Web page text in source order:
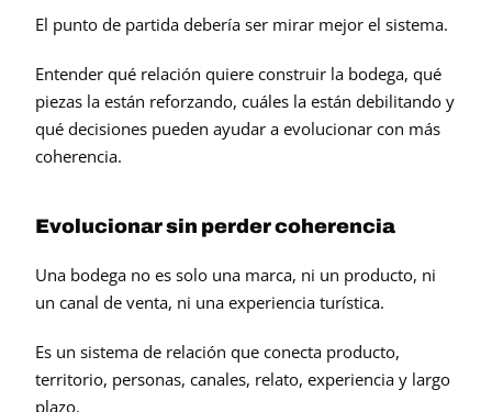
El punto de partida debería ser mirar mejor el sistema.
Entender qué relación quiere construir la bodega, qué
piezas la están reforzando, cuáles la están debilitando y
qué decisiones pueden ayudar a evolucionar con más
coherencia.
Evolucionar sin perder coherencia
Una bodega no es solo una marca, ni un producto, ni
un canal de venta, ni una experiencia turística.
Es un sistema de relación que conecta producto,
territorio, personas, canales, relato, experiencia y largo
plazo.